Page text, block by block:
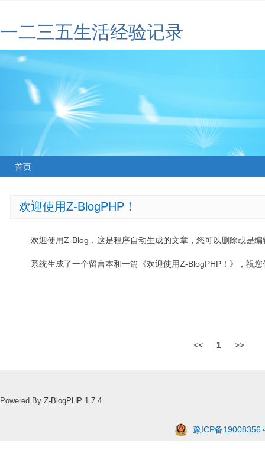
一二三五生活经验记录
首页
欢迎使用Z-BlogPHP！
欢迎使用Z-Blog，这是程序自动生成的文章，您可以删除或是编
系统生成了一个留言本和一篇《欢迎使用Z-BlogPHP！》，祝
<< 1 >>
Powered By Z-BlogPHP 1.7.4
豫ICP备19008356